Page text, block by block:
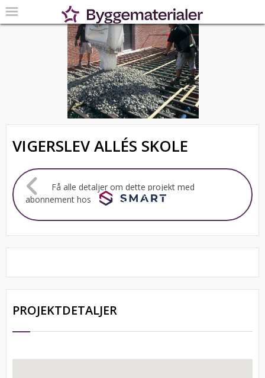
VIGERSLEV ALLÉS SKOLE
Få alle detaljer om dette projekt med
abonnement hos
PROJEKTDETALJER